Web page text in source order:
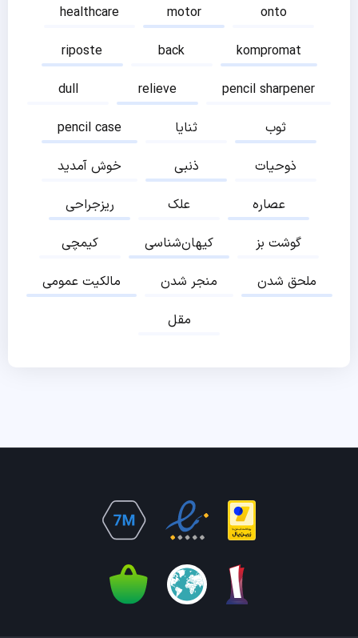
healthcare
motor
onto
riposte
back
kompromat
dull
relieve
pencil sharpener
pencil case
ثنایا
ثوب
خوش آمدید
ذنبی
ذوحیات
ریزجراحی
علک
عصاره
کیمچی
کیهان‌شناسی
گوشت بز
مالکیت عمومی
منجر شدن
ملحق شدن
مقل